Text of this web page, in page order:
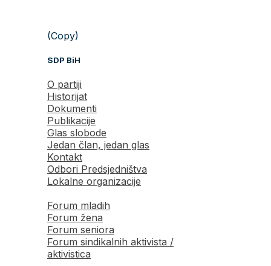
(Copy)
SDP BiH
O partiji
Historijat
Dokumenti
Publikacije
Glas slobode
Jedan član, jedan glas
Kontakt
Odbori Predsjedništva
Lokalne organizacije
Forum mladih
Forum žena
Forum seniora
Forum sindikalnih aktivista /
aktivistica